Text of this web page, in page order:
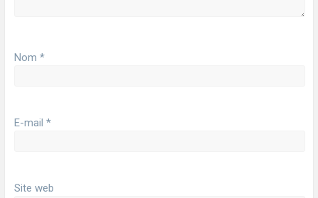
Nom *
E-mail *
Site web